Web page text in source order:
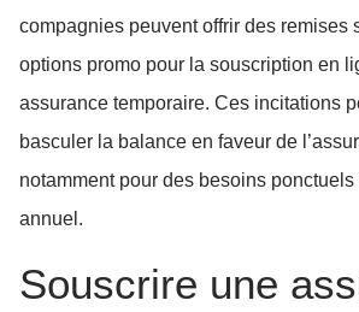
compagnies peuvent offrir des remises
options promo pour la souscription en
assurance temporaire. Ces incitations
basculer la balance en faveur de
notamment pour des besoins
annuel.
Souscrire une